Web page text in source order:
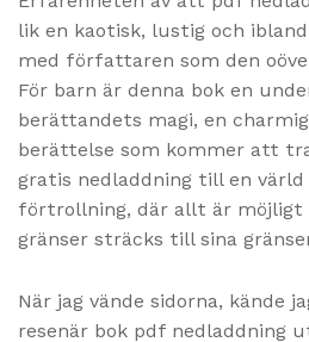
lik en kaotisk, lustig och
med författaren som den
För barn är denna bok en
berättandets magi, en
berättelse som kommer att
gratis nedladdning till en värld
förtrollning, där allt är möjligt
gränser sträcks till sina
När jag vände sidorna, kände
resenär bok pdf nedladdning